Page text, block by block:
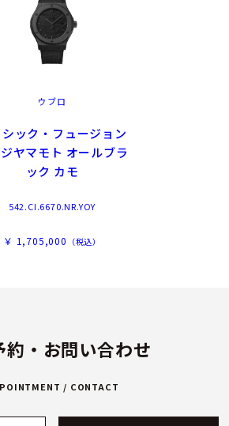
ウブロ
ック・フュージョン
ヤマモト オールブラ
ック カモ
542.CI.6670.NR.YOY
￥ 1,705,000 （税込）
約・お問い合わせ
/ CONTACT